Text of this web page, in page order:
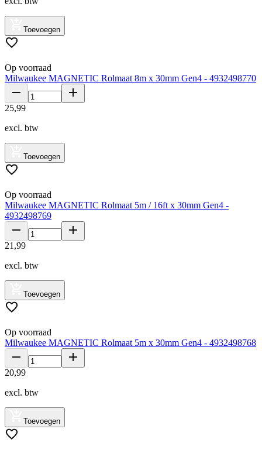
Toevoegen
Op voorraad
Milwaukee MAGNETIC Rolmaat 8m x 30mm Gen4 - 4932498770
25,99
excl. btw
Toevoegen
Op voorraad
Milwaukee MAGNETIC Rolmaat 5m / 16ft x 30mm Gen4 -
4932498769
21 ,99
excl. btw
Toevoegen
Op voorraad
Milwaukee MAGNETIC Rolmaat 5m x 30mm Gen4 - 4932498768
20,99
excl. btw
Toevoegen